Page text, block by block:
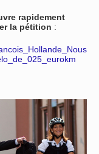
rapidement
la pétition :